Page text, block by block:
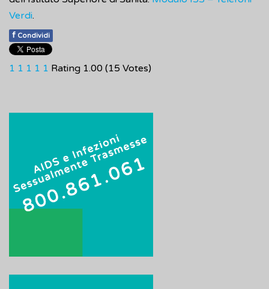
Verdi.
f Condividi
1 1 1 1 1 Rating 1.00 (15 Votes)